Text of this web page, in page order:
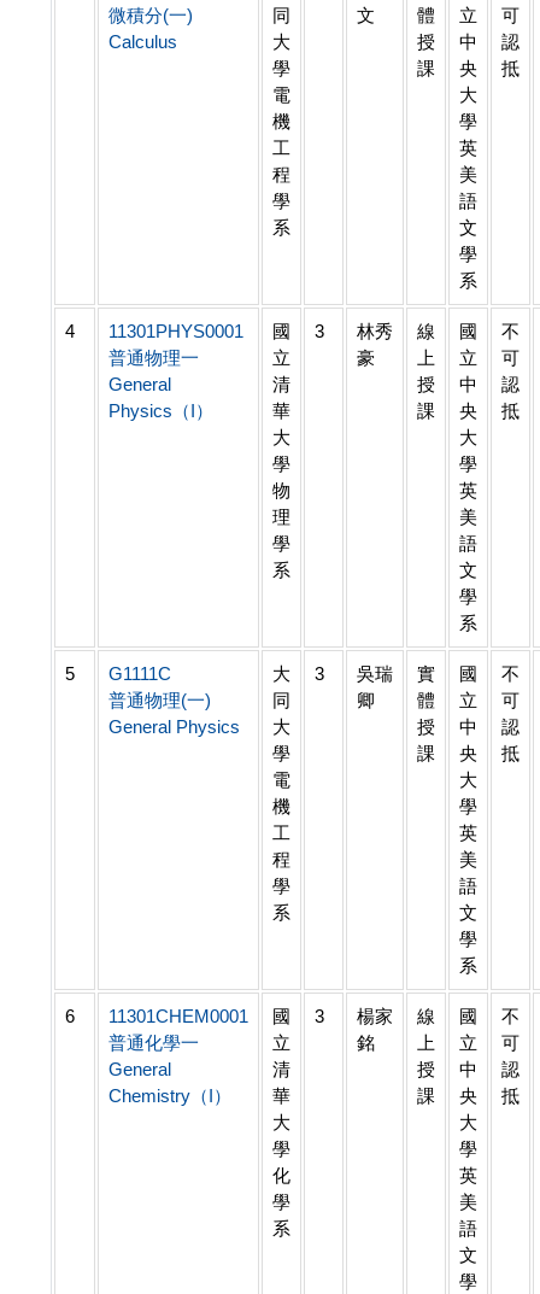
微積分(一)
Calculus
同
大
學
電
機
工
程
學
系
文
體
授
課
立
中
央
大
學
英
美
語
文
學
系
可
認
抵
4
11301PHYS0001
普通物理一
General
Physics（I）
國
立
清
華
大
學
物
理
學
系
3
林秀
豪
線
上
授
課
國
立
中
央
大
學
英
美
語
文
學
系
不
可
認
抵
5
G1111C
普通物理(一)
General Physics
大
同
大
學
電
機
工
程
學
系
3
吳瑞
卿
實
體
授
課
國
立
中
央
大
學
英
美
語
文
學
系
不
可
認
抵
6
11301CHEM0001
普通化學一
General
Chemistry（I）
國
立
清
華
大
學
化
學
系
3
楊家
銘
線
上
授
課
國
立
中
央
大
學
英
美
語
文
學
不
可
認
抵